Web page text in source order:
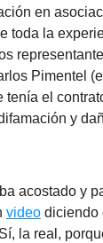
en
toda la
Pimentel
el
y
acostado y
video diciendo
la real,